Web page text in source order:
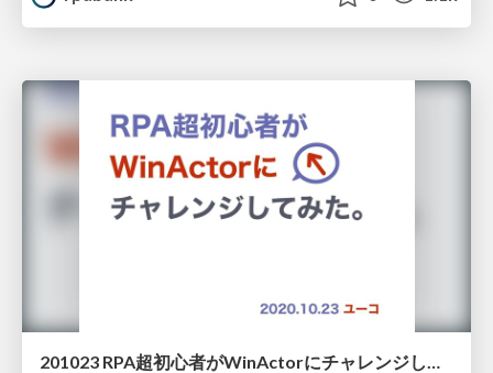
201023 RPA超初心者がWinActorにチャレンジしてみた ユーコさん